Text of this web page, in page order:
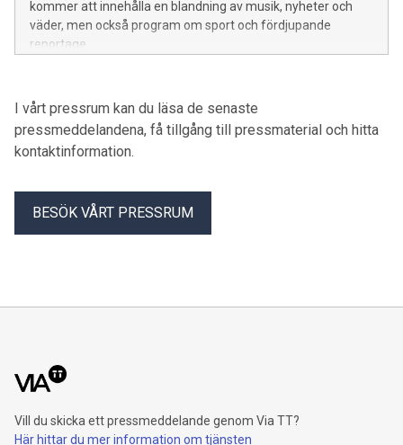
kommer att innehålla en blandning av musik, nyheter och
väder, men också program om sport och fördjupande
reportage.
I vårt pressrum kan du läsa de senaste
pressmeddelandena, få tillgång till pressmaterial och hitta
kontaktinformation.
BESÖK VÅRT PRESSRUM
Vill du skicka ett pressmeddelande genom Via TT?
Här hittar du mer information om tjänsten